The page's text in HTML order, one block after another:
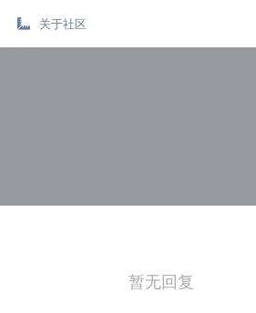
关于社区
暂无回复